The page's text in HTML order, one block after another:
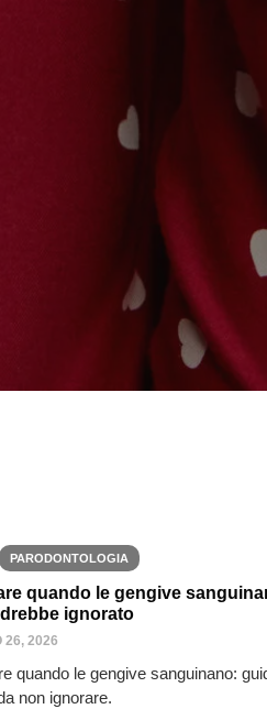
PARODONTOLOGIA
quando le gengive
ignorato
26, 2026
quando le gengive sanguinano:
non ignorare.